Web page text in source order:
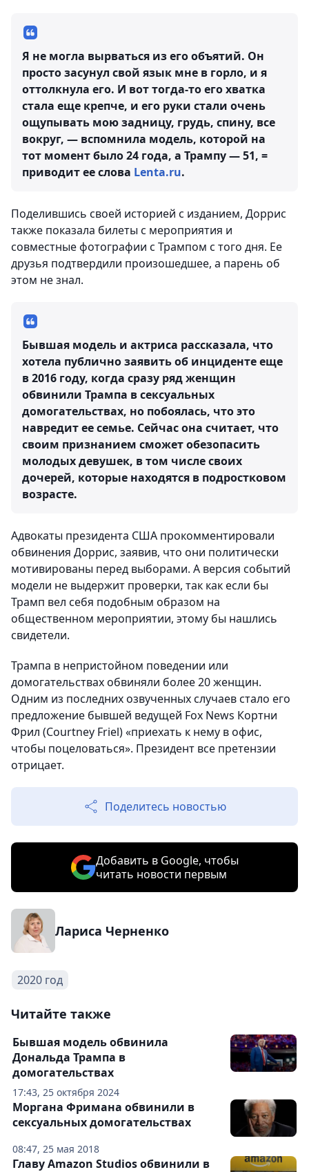
Я не могла вырваться из его объятий. Он
просто засунул свой язык мне в горло, и я
оттолкнула его. И вот тогда-то его хватка
стала еще крепче, и его руки стали очень
ощупывать мою задницу, грудь, спину, все
вокруг, — вспомнила модель, которой на
тот момент было 24 года, а Трампу — 51, =
приводит ее слова Lenta.ru.
Поделившись своей историей с изданием, Доррис
также показала билеты с мероприятия и
совместные фотографии с Трампом с того дня. Ее
друзья подтвердили произошедшее, а парень об
этом не знал.
Бывшая модель и актриса рассказала, что
хотела публично заявить об инциденте еще
в 2016 году, когда сразу ряд женщин
обвинили Трампа в сексуальных
домогательствах, но побоялась, что это
навредит ее семье. Сейчас она считает, что
своим признанием сможет обезопасить
молодых девушек, в том числе своих
дочерей, которые находятся в подростковом
возрасте.
Адвокаты президента США прокомментировали
обвинения Доррис, заявив, что они политически
мотивированы перед выборами. А версия событий
модели не выдержит проверки, так как если бы
Трамп вел себя подобным образом на
общественном мероприятии, этому бы нашлись
свидетели.
Трампа в непристойном поведении или
домогательствах обвиняли более 20 женщин.
Одним из последних озвученных случаев стало его
предложение бывшей ведущей Fox News Кортни
Фрил (Courtney Friel) «приехать к нему в офис,
чтобы поцеловаться». Президент все претензии
отрицает.
Поделитесь новостью
Добавить в Google, чтобы
читать новости первым
Лариса Черненко
2020 год
Читайте также
17:43, 25 октября 2024
Бывшая модель обвинила
Дональда Трампа в
домогательствах
08:47, 25 мая 2018
Моргана Фримана обвинили в
сексуальных домогательствах
Главу Amazon Studios обвинили в